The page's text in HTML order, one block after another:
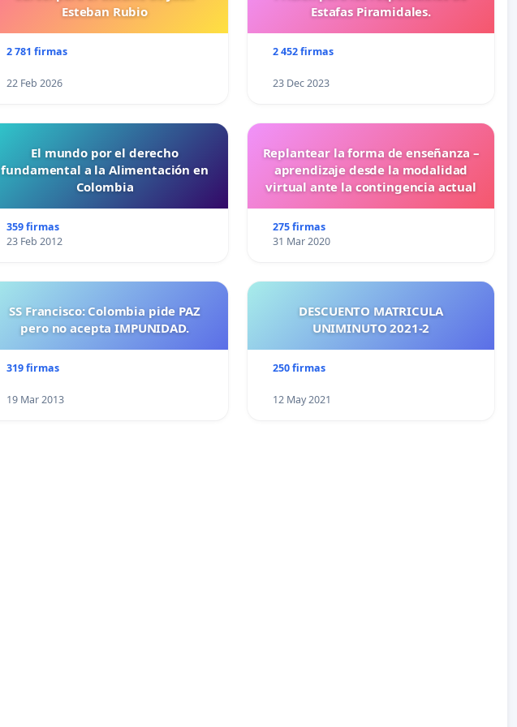
Esteban Rubio
2 781 firmas
22 Feb 2026
Estafas Piramidales.
2 452 firmas
23 Dec 2023
El mundo por el derecho
fundamental a la Alimentación en
Colombia
359 firmas
23 Feb 2012
Replantear la forma de enseñanza –
aprendizaje desde la modalidad
virtual ante la contingencia actual
275 firmas
31 Mar 2020
SS Francisco: Colombia pide PAZ
pero no acepta IMPUNIDAD.
319 firmas
19 Mar 2013
DESCUENTO MATRICULA
UNIMINUTO 2021-2
250 firmas
12 May 2021